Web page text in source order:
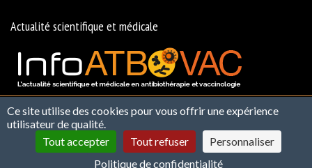
Actualité scientifique et médicale
Contact Qui Sommes Nous ?
Politique de
confidentialité et de Protection des Données
Mentions
légales et CGU
Infos cookies Plan du site
Ce site utilise des cookies pour vous offrir une expérience
utilisateur de qualité.
Tout accepter
Tout refuser
Personnaliser
Politique de confidentialité